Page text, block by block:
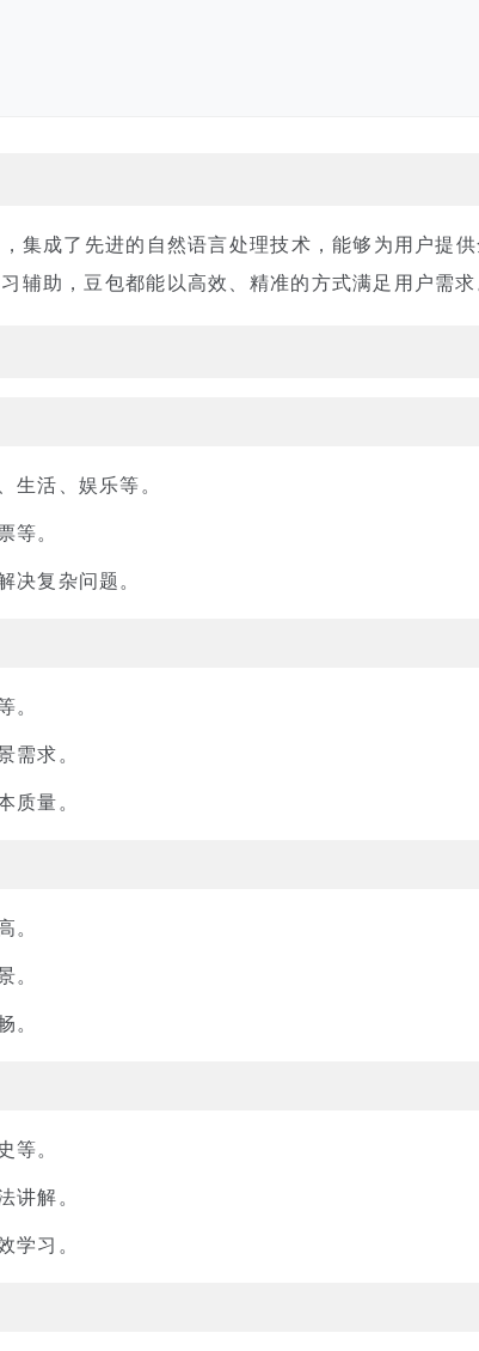
集成了先进的自然语言处理技术，能够为用户提
辅助，豆包都能以高效、精准的方式满足用户需求
活、娱乐等。
。
复杂问题。
求。
量。
。
解。
习。